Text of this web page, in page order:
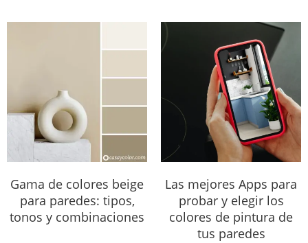
Gama de colores beige
para paredes: tipos,
tonos y combinaciones
Las mejores Apps para
probar y elegir los
colores de pintura de
tus paredes